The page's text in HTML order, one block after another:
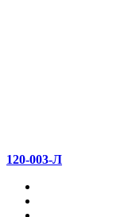
120-003-Л